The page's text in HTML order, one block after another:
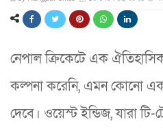
নেপাল ক্রিকেটে এক
কল্পনা করেনি, এমন কোনো
দেবে। ওয়েস্ট ইন্ডিজ, যারা টি-